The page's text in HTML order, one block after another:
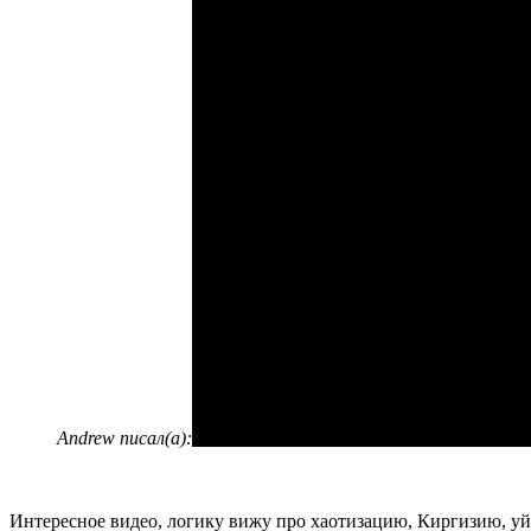
Andrew писал(а):
Интересное видео, логику вижу про хаотизацию, Киргизию,